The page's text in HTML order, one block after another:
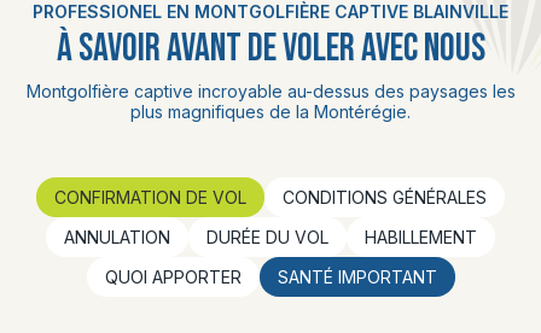
PHOTOS ET VIDÉOS
CONTACT
PROFESSIONEL EN MONTGOLFIÈRE CAPTIVE BLAINVILLE
À SAVOIR AVANT DE VOLER AVEC NOUS
Montgolfière captive incroyable au-dessus des paysages les
plus magnifiques de la Montérégie.
CONFIRMATION DE VOL
CONDITIONS GÉNÉRALES
ANNULATION
DURÉE DU VOL
HABILLEMENT
QUOI APPORTER
SANTÉ IMPORTANT